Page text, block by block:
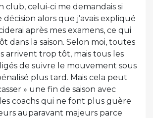
club, celui-ci me demandais si
décision alors que j’avais expliqué
après mes examens, ce qui
dans la saison. Selon moi, toutes
arrivent trop tôt, mais tous les
de suivre le mouvement sous
plus tard. Mais cela peut
» une fin de saison avec
coachs qui ne font plus guère
auparavant majeurs parce